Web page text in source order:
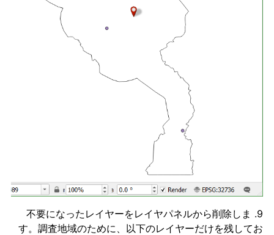
9. 不要になったレイヤーをレイヤパネルから削除しま
す。調査地域のために、以下のレイヤーだけを残してお